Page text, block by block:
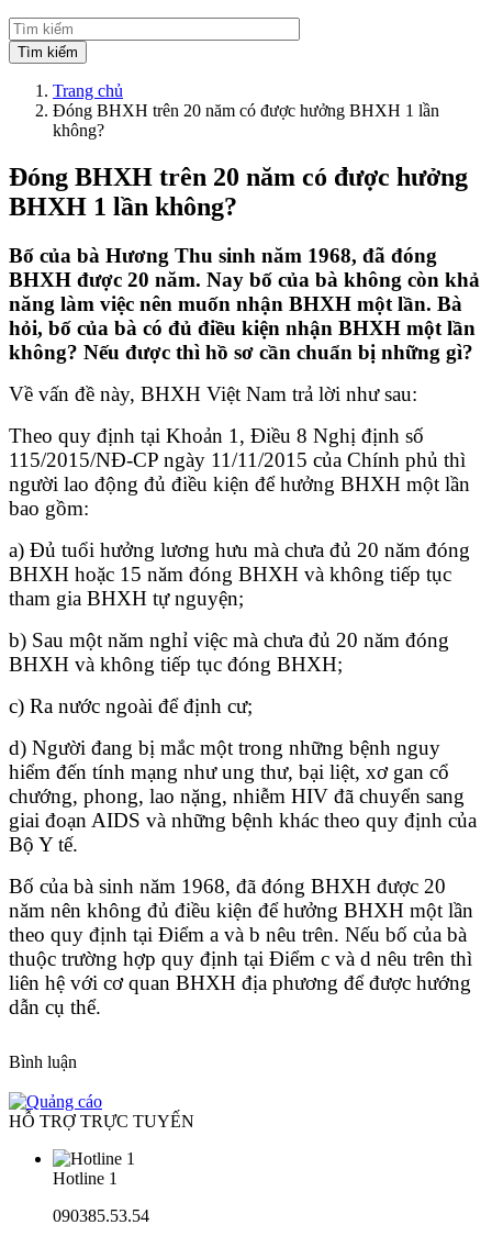
Trang chủ
Đóng BHXH trên 20 năm có được hưởng BHXH 1 lần
không?
Đóng BHXH trên 20 năm có được hưởng
BHXH 1 lần không?
Bố của bà Hương Thu sinh năm 1968, đã đóng
BHXH được 20 năm. Nay bố của bà không còn khả
năng làm việc nên muốn nhận BHXH một lần. Bà
hỏi, bố của bà có đủ điều kiện nhận BHXH một lần
không? Nếu được thì hồ sơ cần chuẩn bị những gì?
Về vấn đề này, BHXH Việt Nam trả lời như sau:
Theo quy định tại Khoản 1, Điều 8 Nghị định số
115/2015/NĐ-CP ngày 11/11/2015 của Chính phủ thì
người lao động đủ điều kiện để hưởng BHXH một lần
bao gồm:
a) Đủ tuổi hưởng lương hưu mà chưa đủ 20 năm đóng
BHXH hoặc 15 năm đóng BHXH và không tiếp tục
tham gia BHXH tự nguyện;
b) Sau một năm nghỉ việc mà chưa đủ 20 năm đóng
BHXH và không tiếp tục đóng BHXH;
c) Ra nước ngoài để định cư;
d) Người đang bị mắc một trong những bệnh nguy
hiểm đến tính mạng như ung thư, bại liệt, xơ gan cổ
chướng, phong, lao nặng, nhiễm HIV đã chuyển sang
giai đoạn AIDS và những bệnh khác theo quy định của
Bộ Y tế.
Bố của bà sinh năm 1968, đã đóng BHXH được 20
năm nên không đủ điều kiện để hưởng BHXH một lần
theo quy định tại Điểm a và b nêu trên. Nếu bố của bà
thuộc trường hợp quy định tại Điểm c và d nêu trên thì
liên hệ với cơ quan BHXH địa phương để được hướng
dẫn cụ thể.
Bình luận
HỖ TRỢ TRỰC TUYẾN
Hotline 1
090385.53.54